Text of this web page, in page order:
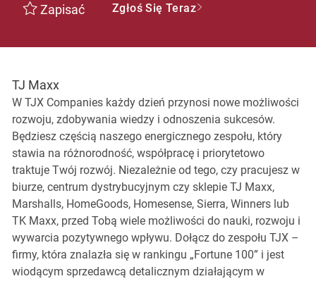
Zapisać Zgłoś Się Teraz
TJ Maxx
W TJX Companies każdy dzień przynosi nowe możliwości
rozwoju, zdobywania wiedzy i odnoszenia sukcesów.
Będziesz częścią naszego energicznego zespołu, który
stawia na różnorodność, współpracę i priorytetowo
traktuje Twój rozwój. Niezależnie od tego, czy pracujesz w
biurze, centrum dystrybucyjnym czy sklepie TJ Maxx,
Marshalls, HomeGoods, Homesense, Sierra, Winners lub
TK Maxx, przed Tobą wiele możliwości do nauki, rozwoju i
wywarcia pozytywnego wpływu. Dołącz do zespołu TJX –
firmy, która znalazła się w rankingu „Fortune 100” i jest
wiodącym sprzedawcą detalicznym działającym w